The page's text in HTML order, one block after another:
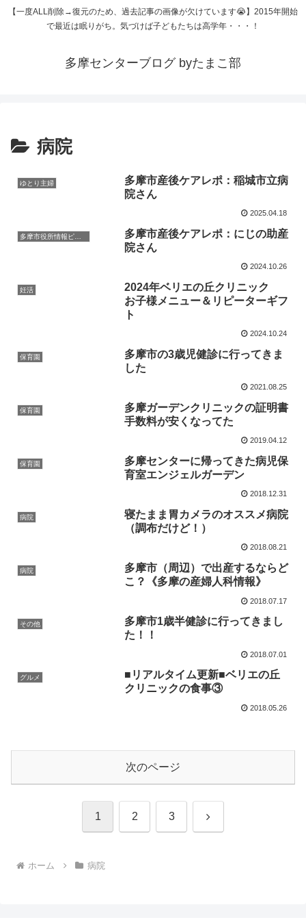
【一度ALL削除→復元のため、過去記事の画像が欠けています😭】2015年開始
で最近は眠りがち。気づけば子どもたちは高学年・・・！
多摩センターブログ byたまこ部
病院
ゆとり主婦
多摩市産後ケアレポ：稲城市立病
院さん
2025.04.18
多摩市役所情報ピックアップ
多摩市産後ケアレポ：にじの助産
院さん
2024.10.26
妊活
2024年ベリエの丘クリニック
お子様メニュー＆リピーターギフ
ト
2024.10.24
保育園
多摩市の3歳児健診に行ってきま
した
2021.08.25
保育園
多摩ガーデンクリニックの証明書
手数料が安くなってた
2019.04.12
保育園
多摩センターに帰ってきた病児保
育室エンジェルガーデン
2018.12.31
病院
寝たまま胃カメラのオススメ病院
（調布だけど！）
2018.08.21
病院
多摩市（周辺）で出産するならど
こ？《多摩の産婦人科情報》
2018.07.17
その他
多摩市1歳半健診に行ってきまし
た！！
2018.07.01
グルメ
■リアルタイム更新■ベリエの丘
クリニックの食事③
2018.05.26
次のページ
1 2 3 次
ホーム 病院